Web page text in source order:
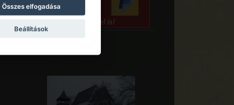
Összes elfogadása
Beállítások